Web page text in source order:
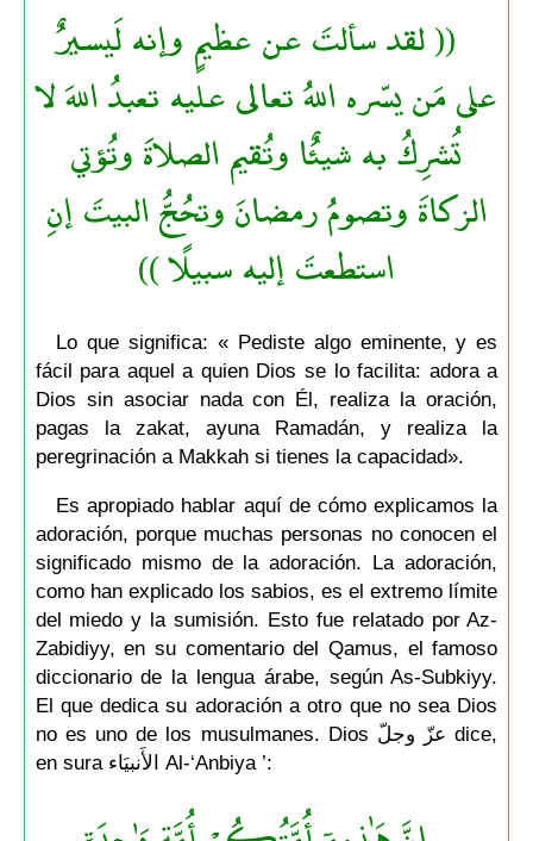
(( لقد سألتَ عن عظيمٍ وإنه لَيسيرٌ
على مَن يسّره اللهُ تعالى عليه تعبدُ اللهَ لا
تُشرِكُ به شيئٌا وتُقيم الصلاةَ وتُؤتي
الزكاةَ وتصومُ رمضانَ وتحُجُّ البيتَ إنِ
استطعتَ إليه سبيلًا ))
Lo que significa: « Pediste algo eminente, y es
fácil para aquel a quien Dios se lo facilita: adora a
Dios sin asociar nada con Él, realiza la oración,
pagas la zakat, ayuna Ramadán, y realiza la
peregrinación a Makkah si tienes la capacidad».
Es apropiado hablar aquí de cómo explicamos la
adoración, porque muchas personas no conocen el
significado mismo de la adoración. La adoración,
como han explicado los sabios, es el extremo límite
del miedo y la sumisión. Esto fue relatado por Az-
Zabidiyy, en su comentario del Qamus, el famoso
diccionario de la lengua árabe, según As-Subkiyy.
El que dedica su adoración a otro que no sea Dios
no es uno de los musulmanes. Dios عزّ وجلّ dice,
en sura الأَنبيَاء Al-‘Anbiya ’: